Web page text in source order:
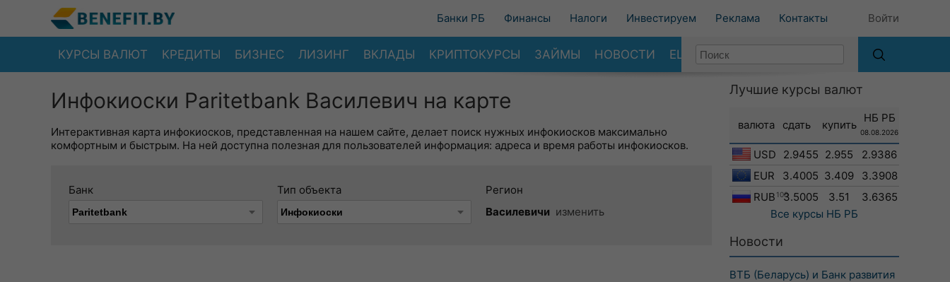
Банки РБ Финансы Налоги Инвестируем Реклама Контакты Войти
КУРСЫ ВАЛЮТ КРЕДИТЫ БИЗНЕС ЛИЗИНГ ВКЛАДЫ КРИПТОКУРСЫ ЗАЙМЫ НОВОСТИ ЕЩЕ
Инфокиоски Paritetbank Василевич на карте
Интерактивная карта инфокиосков, представленная на нашем сайте, делает поиск нужных инфокиосков максимально
комфортным и быстрым. На ней доступна полезная для пользователей информация: адреса и время работы инфокиосков.
Банк Тип объекта
Регион
Василевичи изменить
Лучшие курсы валют
валюта сдать купить
НБ РБ
08.08.2026
USD 2.9455 2.955
2.9386
EUR
3.4005 3.409
3.3908
RUB 1003.5005 3.51
3.6365
Все курсы НБ РБ
Новости
ВТБ (Беларусь) и Банк развития